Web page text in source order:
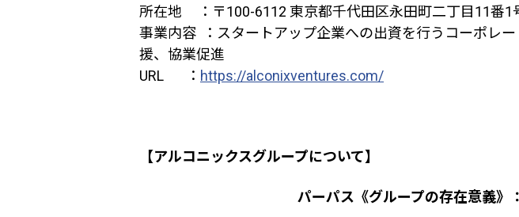
所在地
：〒100-6112 東京都千代田区永田町二丁目 11番1
事業内容
：スタートアップ企業への出資を行うコーポレ
援、協業促進
URL ： https://alconixventures.com/
【アルコニックスグループについて】
パーパス《グループの存在意義》